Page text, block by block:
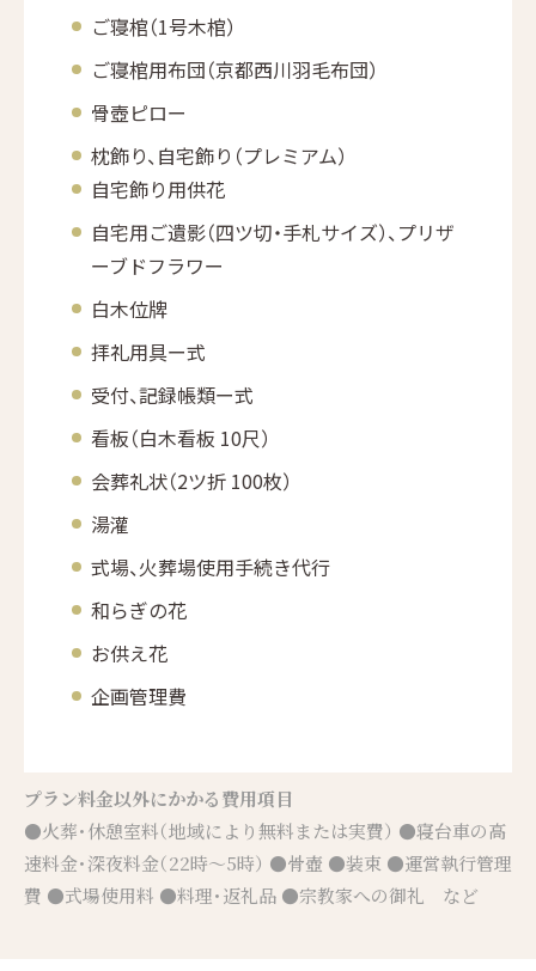
ご寝棺（1号木棺）
ご寝棺用布団（京都西川羽毛布団）
骨壺ピロー
枕飾り、自宅飾り（プレミアム）
自宅飾り用供花
自宅用ご遺影（四ツ切・手札サイズ）、プリザ
ーブドフラワー
白木位牌
拝礼用具ー式
受付、記録帳類ー式
看板（白木看板 10尺）
会葬礼状（2ツ折 100枚）
湯灌
式場、火葬場使用手続き代行
和らぎの花
お供え花
企画管理費
プラン料金以外にかかる費用項目
●火葬・休憩室料（地域により無料または実費） ●寝台車の高
速料金・深夜料金（22時～5時） ●骨壺 ●装束 ●運営執行管理
費 ●式場使用料 ●料理・返礼品 ●宗教家への御礼 など